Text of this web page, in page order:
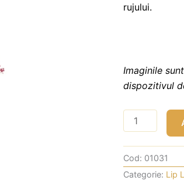
rujului.
Imaginile
dispozitivul
Cantitate
Cupcake
Lip
Liner
Choco
Cod: 01031
Categorie: Lip